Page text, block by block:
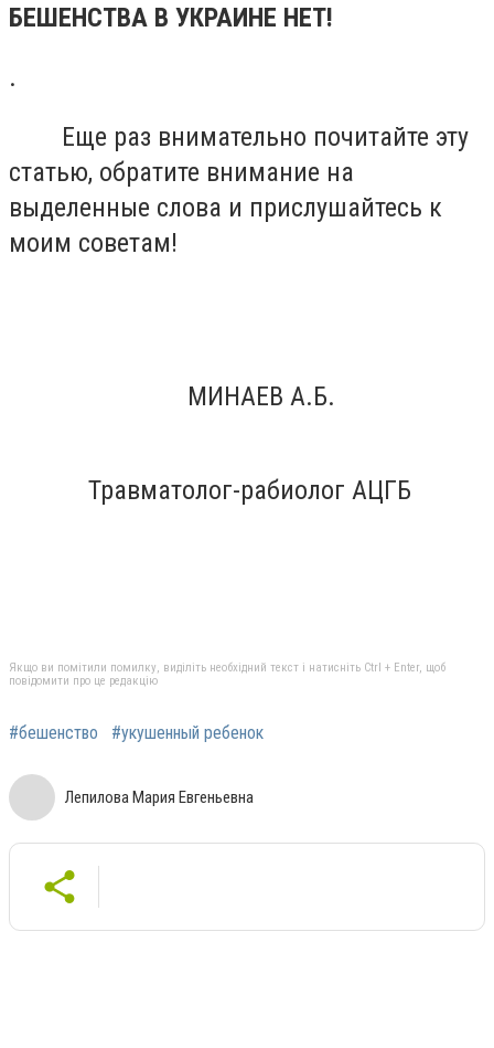
БЕШЕНСТВА В УКРАИНЕ НЕТ!
.
Еще раз внимательно почитайте эту
статью, обратите внимание на
выделенные слова и прислушайтесь к
моим советам!
МИНАЕВ А.Б.
Травматолог-рабиолог АЦГБ
Якщо ви помітили помилку, виділіть необхідний текст і натисніть Ctrl + Enter, щоб
повідомити про це редакцію
#бешенство #укушенный ребенок
Лепилова Мария Евгеньевна